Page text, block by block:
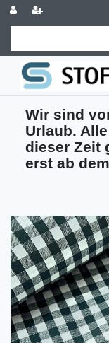
Wir sind
Urlaub.
dieser Zeit
erst ab